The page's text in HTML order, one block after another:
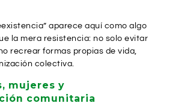
aparece aquí como algo
la mera resistencia: no solo evitar
recrear formas propias de vida,
colectiva.
mujeres y
comunitaria